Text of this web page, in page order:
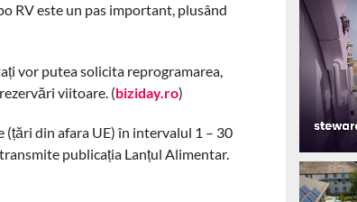
RV este un pas important, plusând
vor putea solicita reprogramarea,
viitoare. (biziday.ro)
(țări din afara UE) în intervalul 1 – 30
publicația Lanțul Alimentar.